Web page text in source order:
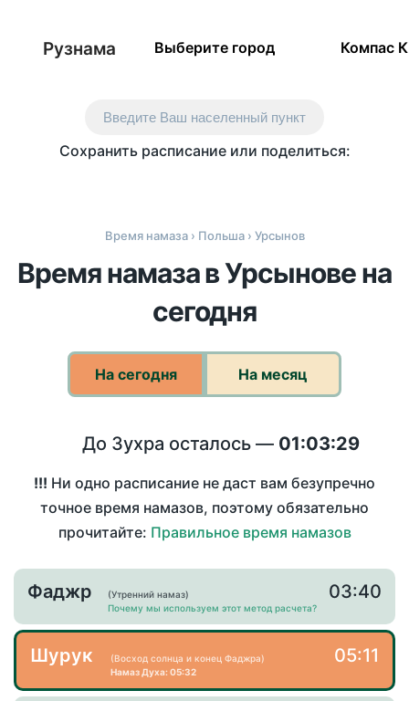
Рузнама Выберите город Компас
Введите Ваш населенный пункт
Сохранить расписание или поделиться:
Время намаза› Польша› Урсынов
Время намаза в Урсынове на
сегодня
На сегодня На месяц
До Зухра осталось — 01:03:29
!!! Ни одно расписание не даст вам безупречно
точное время намазов, поэтому обязательно
прочитайте: Правильное время намазов
Фаджр
(Утренний намаз)
Почему мы используем этот метод расчета?
03:40
Шурук
(Восход солнца и конец Фаджра)
Намаз Духа: 05:32
05:11